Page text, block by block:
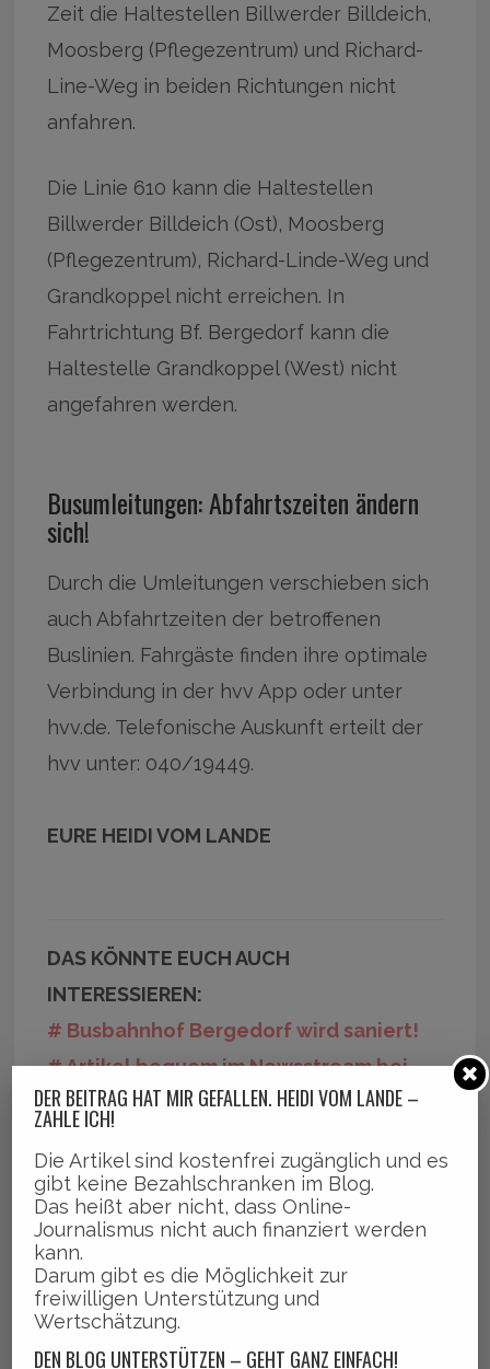
Zeit die Haltestellen Billwerder Billdeich,
Moosberg (Pflegezentrum) und Richard-
Line-Weg in beiden Richtungen nicht
anfahren.
Die Linie 610 kann die Haltestellen
Billwerder Billdeich (Ost), Moosberg
(Pflegezentrum), Richard-Linde-Weg und
Grandkoppel nicht erreichen. In
Fahrtrichtung Bf. Bergedorf kann die
Haltestelle Grandkoppel (West) nicht
angefahren werden.
Busumleitungen: Abfahrtszeiten ändern
sich!
Durch die Umleitungen verschieben sich
auch Abfahrtzeiten der betroffenen
Buslinien. Fahrgäste finden ihre optimale
Verbindung in der hvv App oder unter
hvv.de. Telefonische Auskunft erteilt der
hvv unter: 040/19449.
EURE HEIDI VOM LANDE
DAS KÖNNTE EUCH AUCH
INTERESSIEREN:
# Busbahnhof Bergedorf wird saniert!
# Artikel bequem im Newsstream bei
Facebook finden!
Share this on WhatsApp
DER BEITRAG HAT MIR GEFALLEN! HEIDI VOM
LANDE® – ZAHLE ICH
DER BEITRAG HAT MIR GEFALLEN. HEIDI VOM LANDE –
ZAHLE ICH!
Die Artikel sind kostenfrei zugänglich und es
gibt keine Bezahlschranken im Blog.
Das heißt aber nicht, dass Online-
Journalismus nicht auch finanziert werden
kann.
Darum gibt es die Möglichkeit zur
freiwilligen Unterstützung und
Wertschätzung.
DEN BLOG UNTERSTÜTZEN – GEHT GANZ EINFACH!